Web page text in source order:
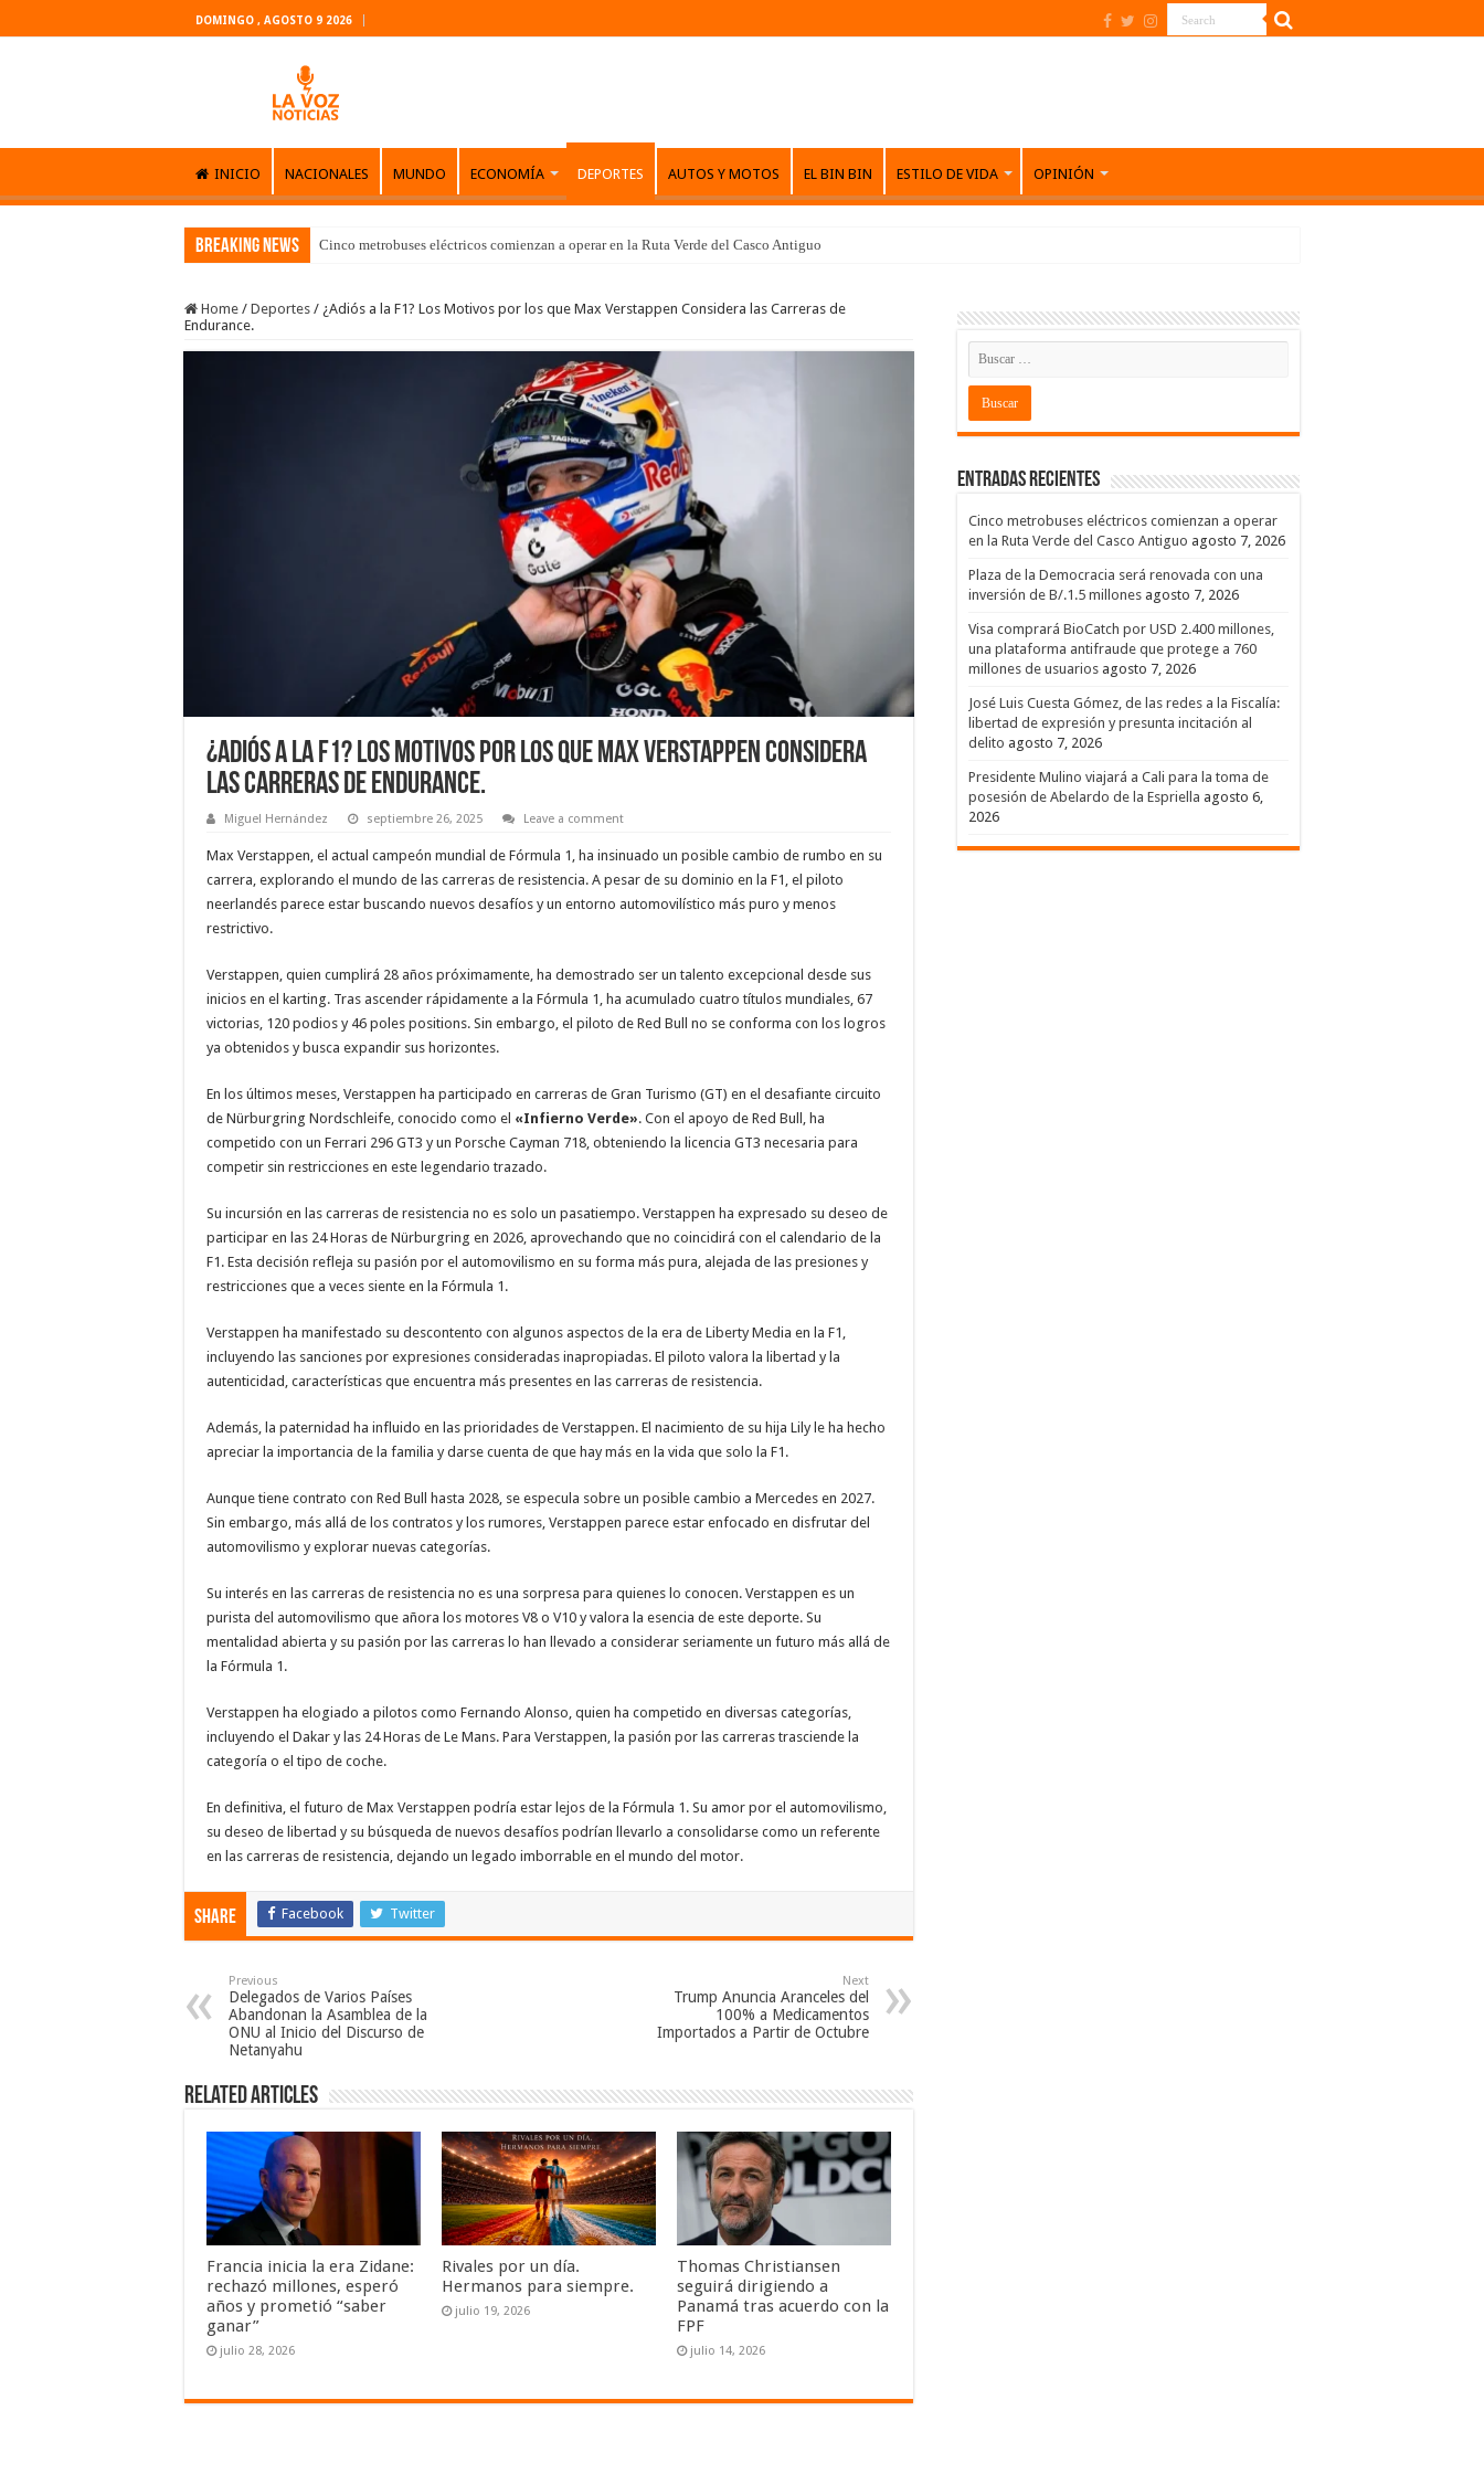
DOMINGO , AGOSTO 9 2026
INICIO NACIONALES MUNDO ECONOMÍA DEPORTES AUTOS Y MOTOS EL BIN BIN ESTILO DE VIDA OPINIÓN
Breaking News Cinco metrobuses eléctricos comienzan a operar en la Ruta Verde del Casco Antiguo
Home / Deportes / ¿Adiós a la F1? Los Motivos por los que Max Verstappen Considera las Carreras de
Endurance.
¿Adiós a la F1? Los Motivos por los que Max Verstappen Considera
las Carreras de Endurance.
Miguel Hernández septiembre 26, 2025 Leave a comment
Max Verstappen, el actual campeón mundial de Fórmula 1, ha insinuado un posible cambio de rumbo en su
carrera, explorando el mundo de las carreras de resistencia. A pesar de su dominio en la F1, el piloto
neerlandés parece estar buscando nuevos desafíos y un entorno automovilístico más puro y menos
restrictivo.
Verstappen, quien cumplirá 28 años próximamente, ha demostrado ser un talento excepcional desde sus
inicios en el karting. Tras ascender rápidamente a la Fórmula 1, ha acumulado cuatro títulos mundiales, 67
victorias, 120 podios y 46 poles positions. Sin embargo, el piloto de Red Bull no se conforma con los logros
ya obtenidos y busca expandir sus horizontes.
En los últimos meses, Verstappen ha participado en carreras de Gran Turismo (GT) en el desafiante circuito
de Nürburgring Nordschleife, conocido como el «Infierno Verde». Con el apoyo de Red Bull, ha
competido con un Ferrari 296 GT3 y un Porsche Cayman 718, obteniendo la licencia GT3 necesaria para
competir sin restricciones en este legendario trazado.
Su incursión en las carreras de resistencia no es solo un pasatiempo. Verstappen ha expresado su deseo de
participar en las 24 Horas de Nürburgring en 2026, aprovechando que no coincidirá con el calendario de la
F1. Esta decisión refleja su pasión por el automovilismo en su forma más pura, alejada de las presiones y
restricciones que a veces siente en la Fórmula 1.
Verstappen ha manifestado su descontento con algunos aspectos de la era de Liberty Media en la F1,
incluyendo las sanciones por expresiones consideradas inapropiadas. El piloto valora la libertad y la
autenticidad, características que encuentra más presentes en las carreras de resistencia.
Además, la paternidad ha influido en las prioridades de Verstappen. El nacimiento de su hija Lily le ha hecho
apreciar la importancia de la familia y darse cuenta de que hay más en la vida que solo la F1.
Aunque tiene contrato con Red Bull hasta 2028, se especula sobre un posible cambio a Mercedes en 2027.
Sin embargo, más allá de los contratos y los rumores, Verstappen parece estar enfocado en disfrutar del
automovilismo y explorar nuevas categorías.
Su interés en las carreras de resistencia no es una sorpresa para quienes lo conocen. Verstappen es un
purista del automovilismo que añora los motores V8 o V10 y valora la esencia de este deporte. Su
mentalidad abierta y su pasión por las carreras lo han llevado a considerar seriamente un futuro más allá de
la Fórmula 1.
Verstappen ha elogiado a pilotos como Fernando Alonso, quien ha competido en diversas categorías,
incluyendo el Dakar y las 24 Horas de Le Mans. Para Verstappen, la pasión por las carreras trasciende la
categoría o el tipo de coche.
En definitiva, el futuro de Max Verstappen podría estar lejos de la Fórmula 1. Su amor por el automovilismo,
su deseo de libertad y su búsqueda de nuevos desafíos podrían llevarlo a consolidarse como un referente
en las carreras de resistencia, dejando un legado imborrable en el mundo del motor.
Share Facebook Twitter
Previous
Delegados de Varios Países
Abandonan la Asamblea de la
ONU al Inicio del Discurso de
Netanyahu
Next
Trump Anuncia Aranceles del
100% a Medicamentos
Importados a Partir de Octubre
Related Articles
Francia inicia la era Zidane:
rechazó millones, esperó
años y prometió “saber
ganar”
julio 28, 2026
Rivales por un día.
Hermanos para siempre.
julio 19, 2026
Thomas Christiansen
seguirá dirigiendo a
Panamá tras acuerdo con la
FPF
julio 14, 2026
Entradas recientes
Cinco metrobuses eléctricos comienzan a operar
en la Ruta Verde del Casco Antiguo agosto 7, 2026
Plaza de la Democracia será renovada con una
inversión de B/.1.5 millones agosto 7, 2026
Visa comprará BioCatch por USD 2.400 millones,
una plataforma antifraude que protege a 760
millones de usuarios agosto 7, 2026
José Luis Cuesta Gómez, de las redes a la Fiscalía:
libertad de expresión y presunta incitación al
delito agosto 7, 2026
Presidente Mulino viajará a Cali para la toma de
posesión de Abelardo de la Espriella agosto 6,
2026